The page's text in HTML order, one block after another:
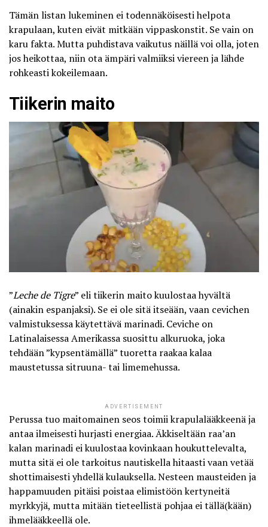
Tämän listan lukeminen ei todennäköisesti helpota
krapulaan, kuten eivät mitkään vippaskonstit. Se vain on
karu fakta. Mutta puhdistava vaikutus näillä voi olla, joten
jos heikottaa, niin ota ämpäri valmiiksi viereen ja lähde
rohkeasti kokeilemaan.
Tiikerin maito
”Leche de Tigre” eli tiikerin maito kuulostaa hyvältä
(ainakin espanjaksi). Se ei ole sitä itseään, vaan cevichen
valmistuksessa käytettävä marinadi. Ceviche on
Latinalaisessa Amerikassa suosittu alkuruoka, joka
tehdään ”kypsentämällä” tuoretta raakaa kalaa
maustetussa sitruuna- tai limemehussa.
ADVERTISEMENT
Perussa tuo maitomainen seos toimii krapulalääkkeenäja
antaa ilmeisesti hurjasti energiaa. Äkkiseltään raa’an
kalan marinadi ei kuulostaa kovinkaan houkuttelevalta,
mutta sitä ei ole tarkoitus nautiskella hitaasti vaan vetää
shottimaisesti yhdellä kulauksella. Nesteen mausteiden ja
happamuuden pitäisi poistaa elimistöön kertyneitä
myrkkyjä, mutta mitään tieteellistä pohjaa ei tällä(kään)
ihmelääkkeellä ole.